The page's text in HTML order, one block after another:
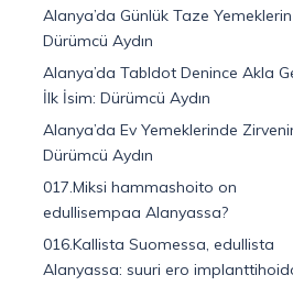
Alanya’da Günlük Taze
Dürümcü Aydın
Alanya’da Tabldot Denince Akla
İlk İsim: Dürümcü Aydın
Alanya’da Ev Yemeklerinde
Dürümcü Aydın
017.Miksi hammashoito on
edullisempaa Alanyassa?
016.Kallista Suomessa, edullista
Alanyassa: suuri ero